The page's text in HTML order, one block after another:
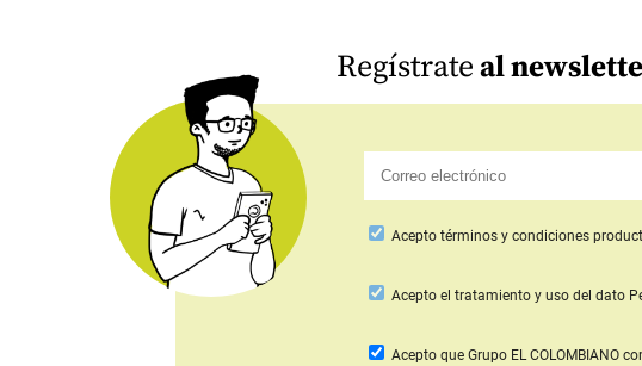
Regístrateal
Acepto términos y condiciones
Aceptoel tratamiento y uso del dato
Acepto que Grupo EL COLOMBIANO